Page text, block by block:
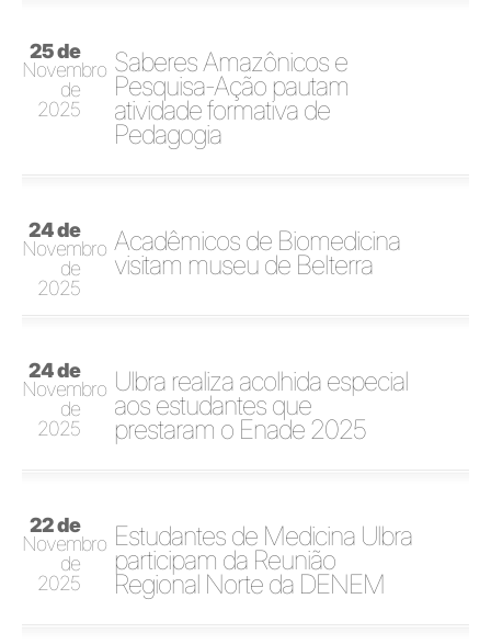
25 de
Novembro
de
2025
Saberes Amazônicos e
Pesquisa-Ação pautam
atividade formativa de
Pedagogia
24 de
Novembro
de
2025
Acadêmicos de Biomedicina
visitam museu de Belterra
24 de
Novembro
de
2025
Ulbra realiza acolhida especial
aos estudantes que
prestaram o Enade 2025
22 de
Novembro
de
2025
Estudantes de Medicina Ulbra
participam da Reunião
Regional Norte da DENEM